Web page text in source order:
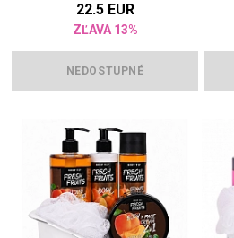
22.5 EUR
ZĽAVA 13%
NEDOSTUPNÉ